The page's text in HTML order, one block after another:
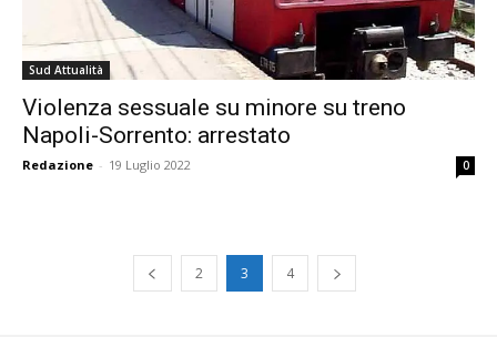
Sud Attualità
Violenza sessuale su minore su treno
Napoli-Sorrento: arrestato
Redazione - 19 Luglio 2022 0
2 3 4